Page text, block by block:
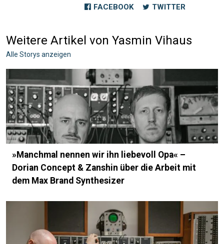
FACEBOOK TWITTER
Weitere Artikel von Yasmin Vihaus
Alle Storys anzeigen
»Manchmal nennen wir ihn liebevoll Opa« –
Dorian Concept & Zanshin über die Arbeit mit
dem Max Brand Synthesizer